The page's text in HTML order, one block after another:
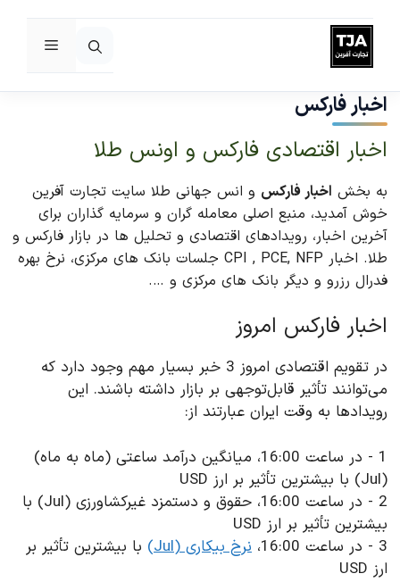
پرش
به
محتوا
فهرست
اخبار فارکس
اخبار اقتصادی فارکس و اونس طلا
به بخش اخبار فارکس و انس جهانی طلا سایت تجارت آفرین
خوش آمدید، منبع اصلی معامله گران و سرمایه گذاران برای
آخرین اخبار، رویدادهای اقتصادی و تحلیل ها در بازار فارکس و
طلا. اخبار CPI , PCE, NFP جلسات بانک های مرکزی، نرخ بهره
فدرال رزرو و دیگر بانک های مرکزی و ….
اخبار فارکس امروز
در تقویم اقتصادی امروز 3 خبر بسیار مهم وجود دارد که
می‌توانند تأثیر قابل‌توجهی بر بازار داشته باشند. این
رویدادها به وقت ایران عبارتند از:
1 - در ساعت 16:00، میانگین درآمد ساعتی (ماه به ماه)
(Jul) با بیشترین تأثیر بر ارز USD
2 - در ساعت 16:00، حقوق و دستمزد غیرکشاورزی (Jul) با
بیشترین تأثیر بر ارز USD
3 - در ساعت 16:00،
نرخ بیکاری (Jul)
با بیشترین تأثیر بر
ارز USD